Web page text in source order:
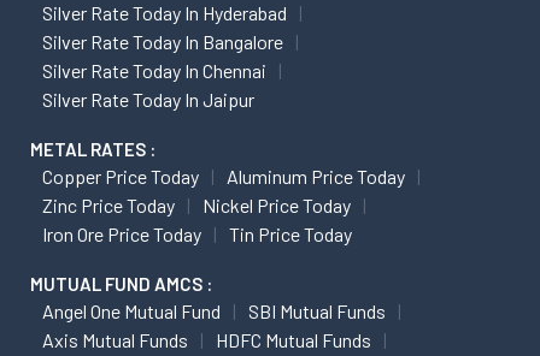
Silver Rate Today In Hyderabad
Silver Rate Today In Bangalore
Silver Rate Today In Chennai
Silver Rate Today In Jaipur
METAL RATES :
Copper Price Today
Aluminum Price Today
Zinc Price Today
Nickel Price Today
Iron Ore Price Today
Tin Price Today
MUTUAL FUND AMCS :
Angel One Mutual Fund
SBI Mutual Funds
Axis Mutual Funds
HDFC Mutual Funds